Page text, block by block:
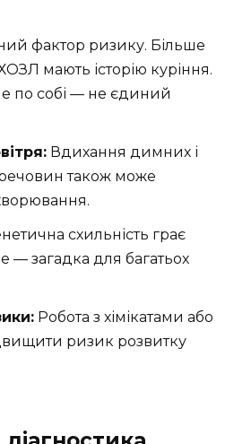
фактор ризику. Більше
мають історію куріння.
по собі — не єдиний
Вдихання димних і
також може
схильність грає
— загадка для багатьох
Робота з хімікатами або
ризик розвитку